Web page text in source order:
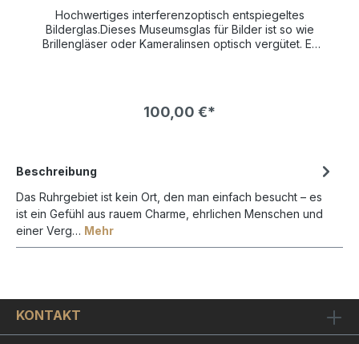
Hochwertiges interferenzoptisch entspiegeltes
Bilderglas.Dieses Museumsglas für Bilder ist so wie
Brillengläser oder Kameralinsen optisch vergütet. Es
und kontrastreicher als bei normalem Bilderglas NUR
100,00 €*
Beschreibung
Das Ruhrgebiet ist kein Ort, den man einfach besucht – es
ist ein Gefühl aus rauem Charme, ehrlichen Menschen und
einer Verg… Mehr
KONTAKT